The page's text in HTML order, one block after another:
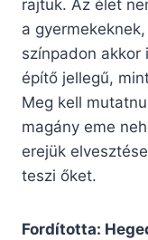
rajtuk. Az élet
a
színpadon akkor
építő jellegű,
Meg kell
magány eme
erejük
teszi őket.
Fordította: